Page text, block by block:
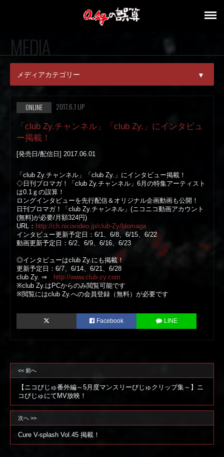
MEDIA
メディアカテゴリー ▼
ONLINE
TV
RADIO
ONLINE 2017.6.1 UP
「club Zy.チャンネル」「club Zy.」にインタビュ
ー掲載！
[発売日/配信日] 2017.06.01
「club Zy.チャンネル」「club Zy.」にインタビュー掲載！
◇日刊ブロマガ！「club Zy.チャンネル」6月の特集アーティスト
は0.1ｇの誤算！
ロングインタビューを先行配信＆オリジナル企画動画も公開！
日刊ブロマガ！「club Zy.チャンネル」(ニコニコ動画アカウント
(無料)が必要/月額324円)
URL： http://ch.nicovideo.jp/club-Zy/blomaga
インタビュー更新予定日：6/1、6/8、6/15、6/22
動画更新予定日：6/2、6/9、6/16、6/23
◎インタビューはclub Zy.にも掲載！
更新予定日：6/7、6/14、6/21、6/28
club Zy. ⇒ http://www.club-zy.com
※club Zy.はPCからのみ閲覧可能です
※閲覧にはclub Zy.への会員登録（無料）が必要です
Facebook LINE
<< 前へ
【ニコびじゅ番外編～5月度マンスリーびじゅクリップ集～】ニ
コびじゅにてMV放映！
次へ >>
Cure V-splash Vol.45 掲載！